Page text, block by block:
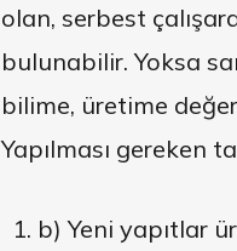
olan, serbest
bulunabilir. Yoksa
bilime, üretime
Yapılması gereken
b) Yeni yapıtlar